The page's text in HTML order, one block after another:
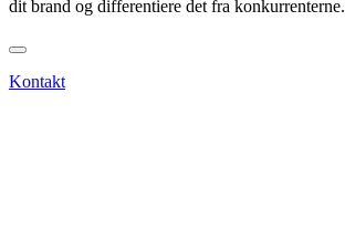
dit brand og differentiere det fra konkurrenterne.
Kontakt